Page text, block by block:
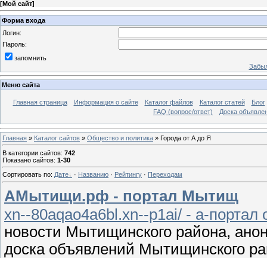
[Мой сайт]
Форма входа
Логин:
Пароль:
запомнить
Меню сайта
Главная страница Информация о сайте Каталог файлов Каталог статей
Блог
FAQ (вопрос/ответ)
Доска
Главная » Каталог сайтов » Общество и политика » Города от А до Я
В категории сайтов: 742
Показано сайтов: 1-30
Сортировать по: Дате · Названию · Рейтингу · Переходам
АМытищи.рф - портал Мытищ
xn--80aqao4a6bl.xn--p1ai/ - а-
новости Мытищинского района,
доска объявлений Мытищинского